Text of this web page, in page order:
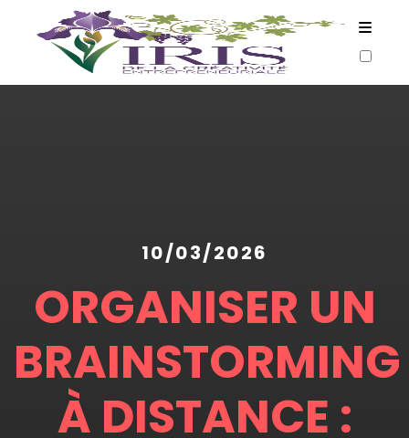
ARTICLES
10/03/2026
ORGANISER UN
BRAINSTORMING
À DISTANCE :